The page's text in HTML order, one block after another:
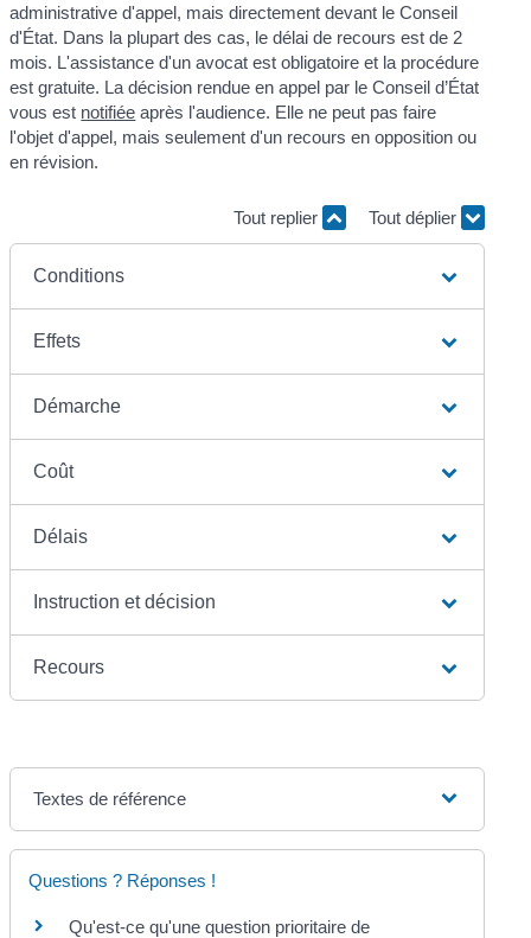
administrative d'appel, mais directement devant le Conseil
d'État. Dans la plupart des cas, le délai de recours est de 2
mois. L'assistance d'un avocat est obligatoire et la procédure
est gratuite. La décision rendue en appel par le Conseil d’État
vous est notifiée après l'audience. Elle ne peut pas faire
l'objet d'appel, mais seulement d'un recours en opposition ou
en révision.
Tout replier Tout déplier
Conditions
Effets
Démarche
Coût
Délais
Instruction et décision
Recours
Textes de référence
Questions ? Réponses !
Qu'est-ce qu'une question prioritaire de